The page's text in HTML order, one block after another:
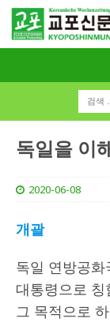
독일을 이
2020-06-08
개괄
독일 연방공
대통령으로
그 목적으로